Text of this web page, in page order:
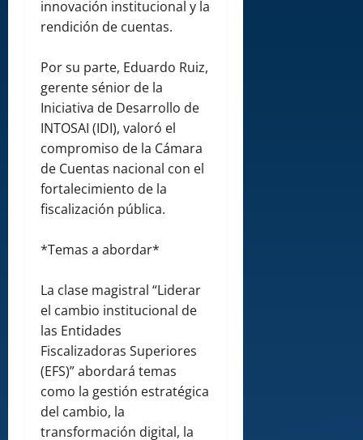
innovación institucional y la
rendición de cuentas.
Por su parte, Eduardo Ruiz,
gerente sénior de la
Iniciativa de Desarrollo de
INTOSAI (IDI), valoró el
compromiso de la Cámara
de Cuentas nacional con el
fortalecimiento de la
fiscalización pública.
*Temas a abordar*
La clase magistral “Liderar
el cambio institucional de
las Entidades
Fiscalizadoras Superiores
(EFS)” abordará temas
como la gestión estratégica
del cambio, la
transformación digital, la